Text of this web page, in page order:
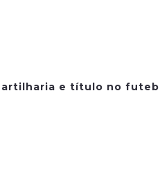
artilharia e título no